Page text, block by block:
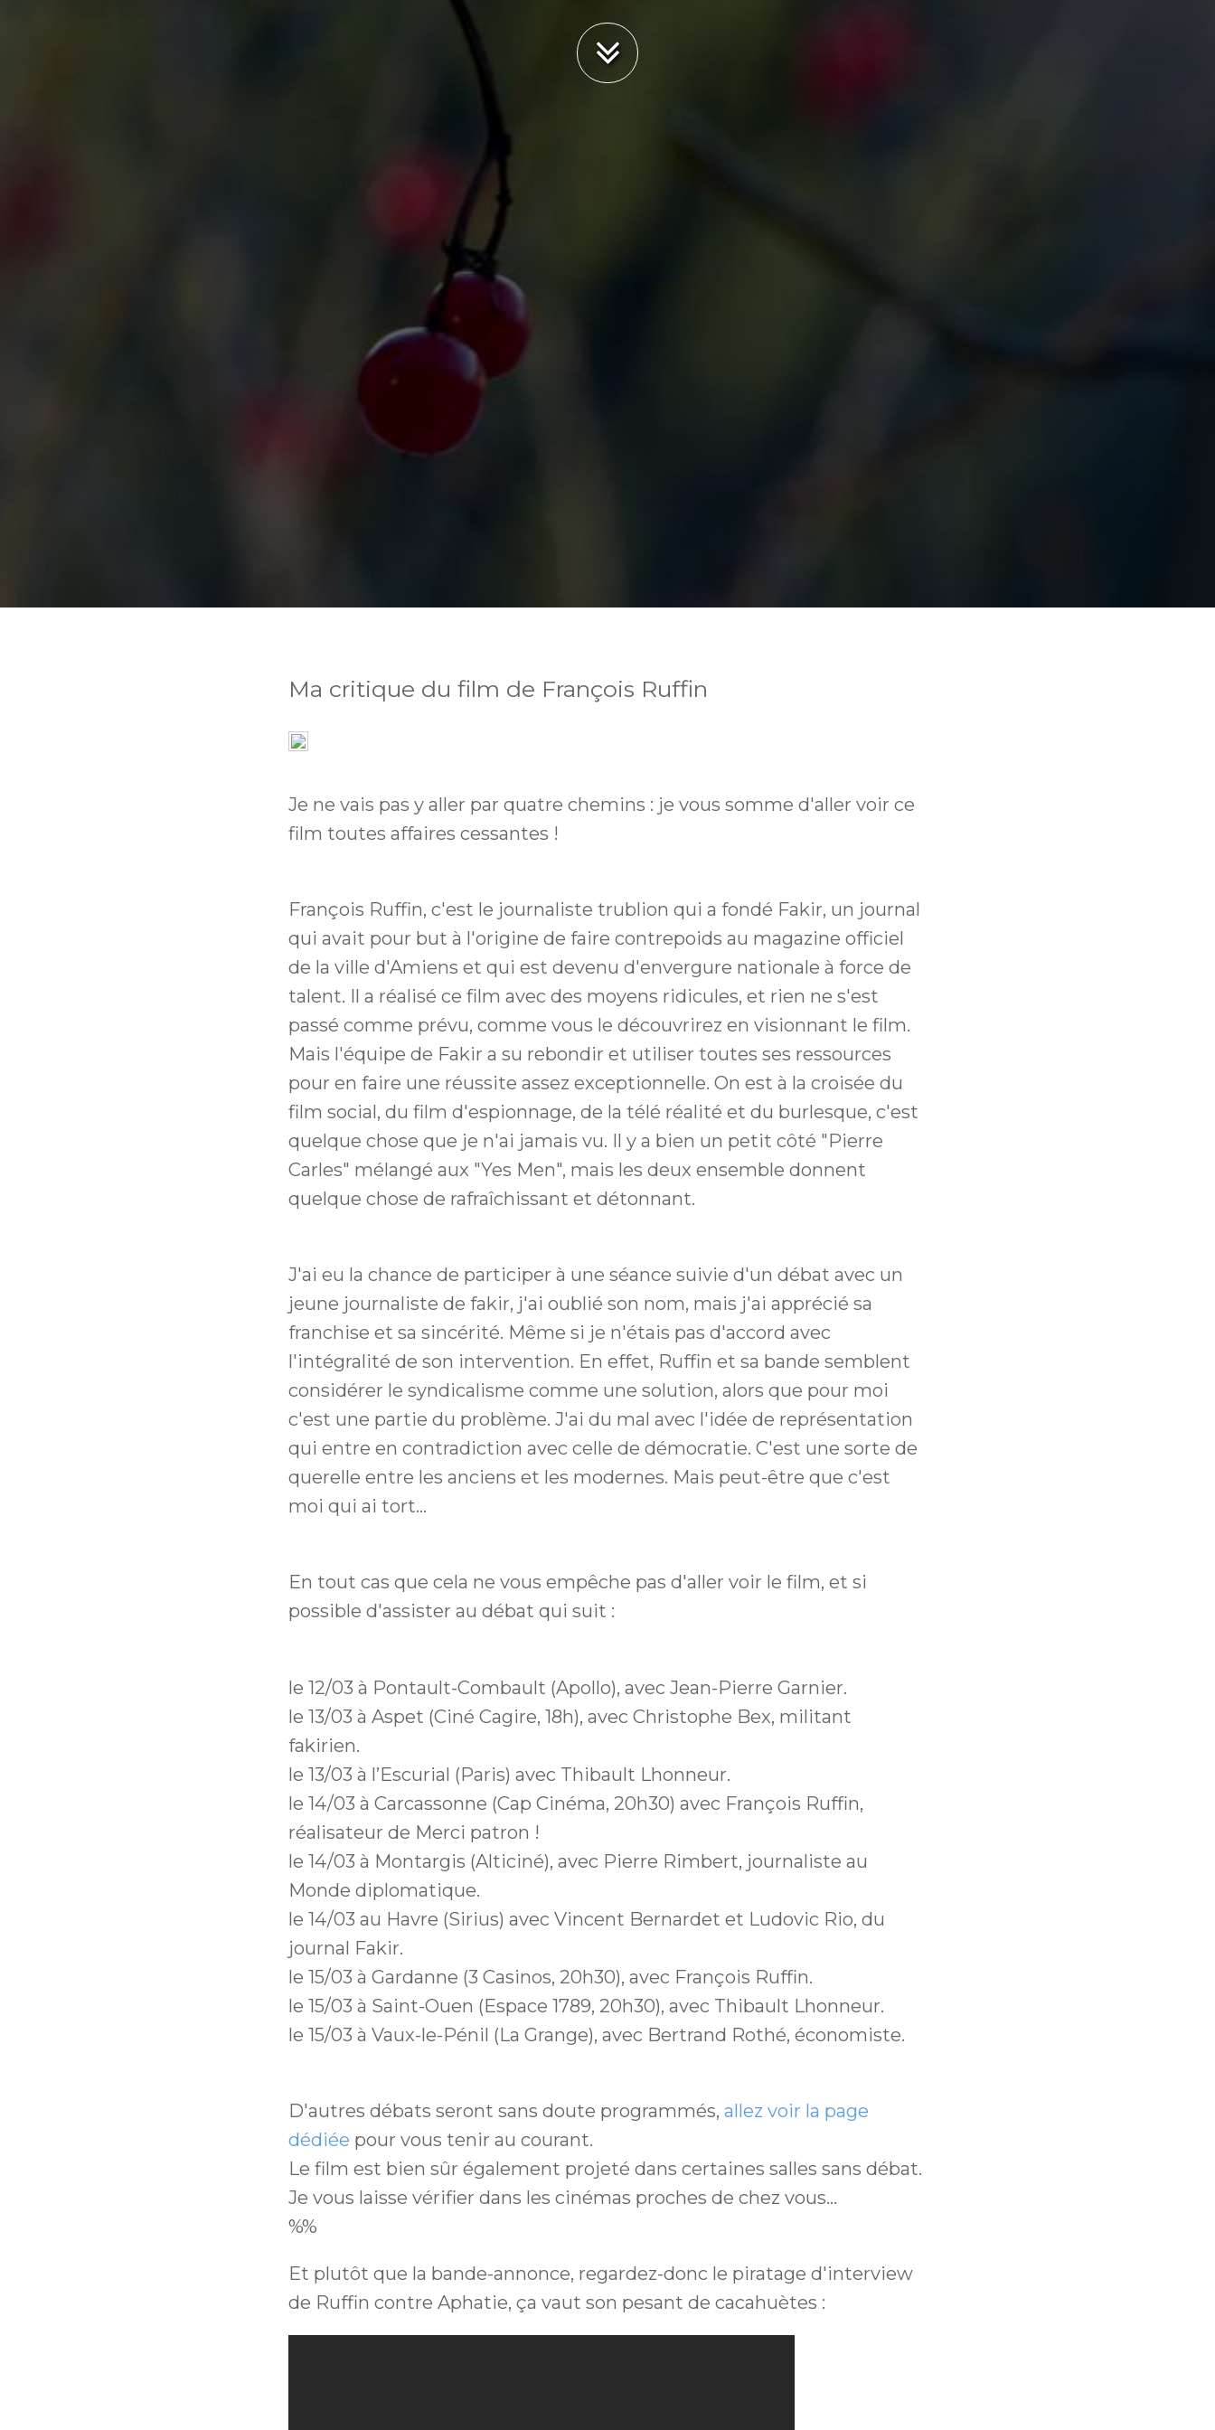
Ma critique du film de François Ruffin
Je ne vais pas y aller par quatre chemins : je vous somme d'aller voir ce
film toutes affaires cessantes !
François Ruffin, c'est le journaliste trublion qui a fondé Fakir, un journal
qui avait pour but à l'origine de faire contrepoids au magazine officiel
de la ville d'Amiens et qui est devenu d'envergure nationale à force de
talent. Il a réalisé ce film avec des moyens ridicules, et rien ne s'est
passé comme prévu, comme vous le découvrirez en visionnant le film.
Mais l'équipe de Fakir a su rebondir et utiliser toutes ses ressources
pour en faire une réussite assez exceptionnelle. On est à la croisée du
film social, du film d'espionnage, de la télé réalité et du burlesque, c'est
quelque chose que je n'ai jamais vu. Il y a bien un petit côté "Pierre
Carles" mélangé aux "Yes Men", mais les deux ensemble donnent
quelque chose de rafraîchissant et détonnant.
J'ai eu la chance de participer à une séance suivie d'un débat avec un
jeune journaliste de fakir, j'ai oublié son nom, mais j'ai apprécié sa
franchise et sa sincérité. Même si je n'étais pas d'accord avec
l'intégralité de son intervention. En effet, Ruffin et sa bande semblent
considérer le syndicalisme comme une solution, alors que pour moi
c'est une partie du problème. J'ai du mal avec l'idée de représentation
qui entre en contradiction avec celle de démocratie. C'est une sorte de
querelle entre les anciens et les modernes. Mais peut-être que c'est
moi qui ai tort...
En tout cas que cela ne vous empêche pas d'aller voir le film, et si
possible d'assister au débat qui suit :
le 12/03 à Pontault-Combault (Apollo), avec Jean-Pierre Garnier.
le 13/03 à Aspet (Ciné Cagire, 18h), avec Christophe Bex, militant
fakirien.
le 13/03 à l’Escurial (Paris) avec Thibault Lhonneur.
le 14/03 à Carcassonne (Cap Cinéma, 20h30) avec François Ruffin,
réalisateur de Merci patron !
le 14/03 à Montargis (Alticiné), avec Pierre Rimbert, journaliste au
Monde diplomatique.
le 14/03 au Havre (Sirius) avec Vincent Bernardet et Ludovic Rio, du
journal Fakir.
le 15/03 à Gardanne (3 Casinos, 20h30), avec François Ruffin.
le 15/03 à Saint-Ouen (Espace 1789, 20h30), avec Thibault Lhonneur.
le 15/03 à Vaux-le-Pénil (La Grange), avec Bertrand Rothé, économiste.
D'autres débats seront sans doute programmés, allez voir la page
dédiée pour vous tenir au courant.
Le film est bien sûr également projeté dans certaines salles sans débat.
Je vous laisse vérifier dans les cinémas proches de chez vous...
%%
Et plutôt que la bande-annonce, regardez-donc le piratage d'interview
de Ruffin contre Aphatie, ça vaut son pesant de cacahuètes :